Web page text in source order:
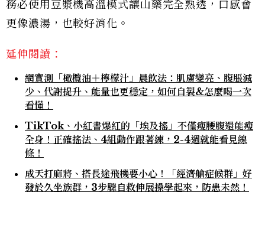
務必使用豆漿機高溫模式讓山藥完全熟透，口感會
更像濃湯，也較好消化。
延伸閱讀：
網實測「橄欖油＋檸檬汁」晨飲法：肌膚變亮、腹脹減
少、代謝提升、能量也更穩定，如何自製&怎麼喝一次
看懂！
TikTok、小紅書爆紅的「埃及搖」不僅瘦腰腹還能瘦
全身！正確搖法、4組動作跟著練，2-4週就能看見線
條！
成天打麻將、搭長途飛機要小心！「經濟艙症候群」好
發於久坐族群，3步驟自救伸展操學起來，防患未然！